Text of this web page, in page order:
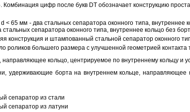
цифр после букв DT обозначает конструкцию
65 мм - два стальных сепаратора оконного типа,
сепаратора оконного типа, внутреннее кольцо без
конструкция и штампованный стальной сепаратор оконного
роликов большего размера с улучшенной геометрией контакта
кольцо, центрируемое по внутреннему кольцу и
удерживающие борта на внутреннем кольце, направляющее
сепаратор из стали
сепаратор из латуни